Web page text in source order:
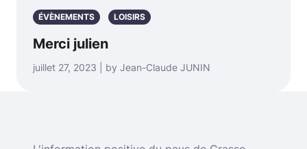
ÉVÈNEMENTS LOISIRS
Merci julien
juillet 27, 2023 | by Jean-Claude JUNIN